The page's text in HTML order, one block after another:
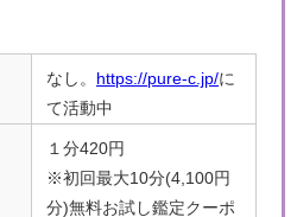
なし。 https://pure-c.jp/に
て活動中
１分420円
※初回最大10分(4,100円
分)無料お試し鑑定クーポ